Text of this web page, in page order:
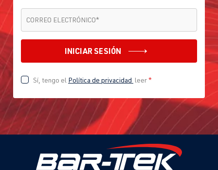
CORREO ELECTRÓNICO*
INICIAR SESIÓN
Sí, tengo el Política de privacidad leer*